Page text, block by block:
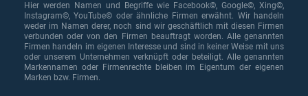
Hier werden Namen und Begriffe wie Facebook©, Google©, Xing©,
Instagram©, YouTube© oder ähnliche Firmen erwähnt. Wir handeln
weder im Namen derer, noch sind wir geschäftlich mit diesen Firmen
verbunden oder von den Firmen beauftragt worden. Alle genannten
Firmen handeln im eigenen Interesse und sind in keiner Weise mit uns
oder unserem Unternehmen verknüpft oder beteiligt. Alle genannten
Markennamen oder Firmenrechte bleiben im Eigentum der eigenen
Marken bzw. Firmen.